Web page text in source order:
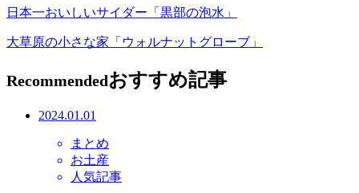
日本一おいしいサイダー「黒部の泡水」
大草原の小さな家「ウォルナットグローブ」
Recommendedおすすめ記事
2024.01.01
まとめ
お土産
人気記事